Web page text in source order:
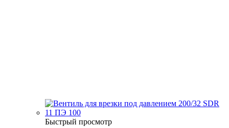
Быстрый просмотр